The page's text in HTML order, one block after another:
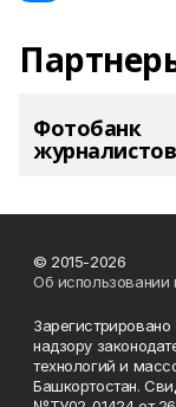
Фотобанк
© 2015-2026
Об использовании
надзору
технологий и
Башкортостан.